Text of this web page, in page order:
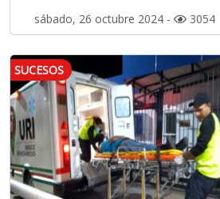
sábado, 26 octubre 2024 - 3054
SUCESOS